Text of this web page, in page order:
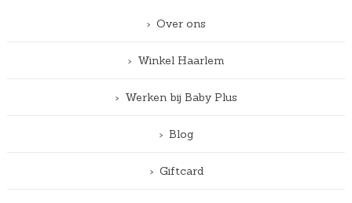
Over ons
Winkel Haarlem
Werken bij Baby Plus
Blog
Giftcard